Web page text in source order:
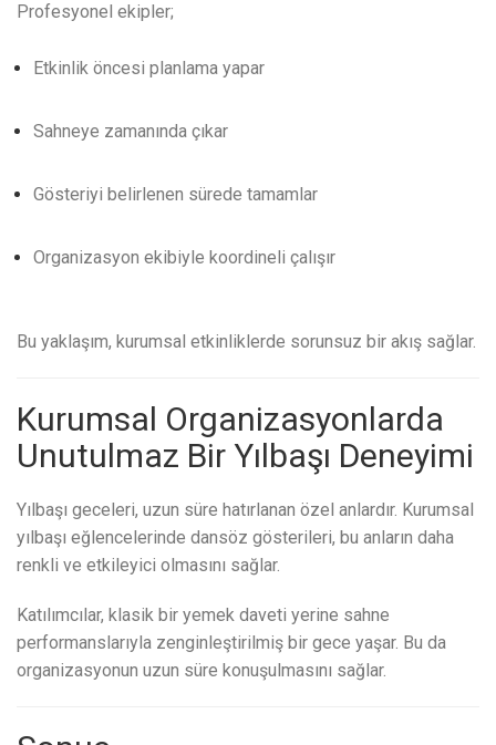
Profesyonel ekipler;
Etkinlik öncesi planlama yapar
Sahneye zamanında çıkar
Gösteriyi belirlenen sürede tamamlar
Organizasyon ekibiyle koordineli çalışır
Bu yaklaşım, kurumsal etkinliklerde sorunsuz bir akış sağlar.
Kurumsal Organizasyonlarda
Unutulmaz Bir Yılbaşı Deneyimi
Yılbaşı geceleri, uzun süre hatırlanan özel anlardır. Kurumsal
yılbaşı eğlencelerinde dansöz gösterileri, bu anların daha
renkli ve etkileyici olmasını sağlar.
Katılımcılar, klasik bir yemek daveti yerine sahne
performanslarıyla zenginleştirilmiş bir gece yaşar. Bu da
organizasyonun uzun süre konuşulmasını sağlar.